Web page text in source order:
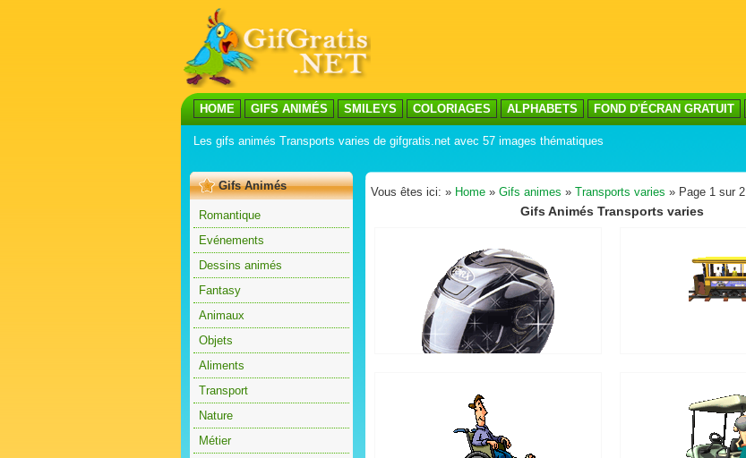
HOME GIFS ANIMÉS SMILEYS COLORIAGES ALPHABETS FOND D'ÉCRAN GRATUIT
Les gifs animés Transports varies de gifgratis.net avec 57 images thématiques
Gifs Animés
Romantique
Evénements
Dessins animés
Fantasy
Animaux
Objets
Aliments
Transport
Nature
Métier
Vous êtes ici: » Home » Gifs animes » Transports varies » Page 1 sur 2
Gifs Animés Transports varies